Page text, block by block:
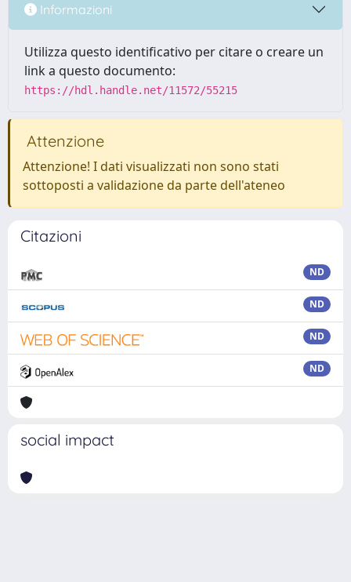
Informazioni
Utilizza questo identificativo per citare o creare un
link a questo documento:
https://hdl.handle.net/11572/55215
Attenzione
Attenzione! I dati visualizzati non sono stati
sottoposti a validazione da parte dell'ateneo
Citazioni
ND
ND
ND
ND
social impact